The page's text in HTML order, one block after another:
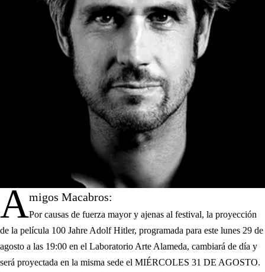
Amigos Macabros:
Por causas de fuerza mayor y ajenas al festival, la proyección
de la película 100 Jahre Adolf Hitler, programada para este lunes 29 de
agosto a las 19:00 en el Laboratorio Arte Alameda, cambiará de día y
será proyectada en la misma sede el MIÉRCOLES 31 DE AGOSTO.